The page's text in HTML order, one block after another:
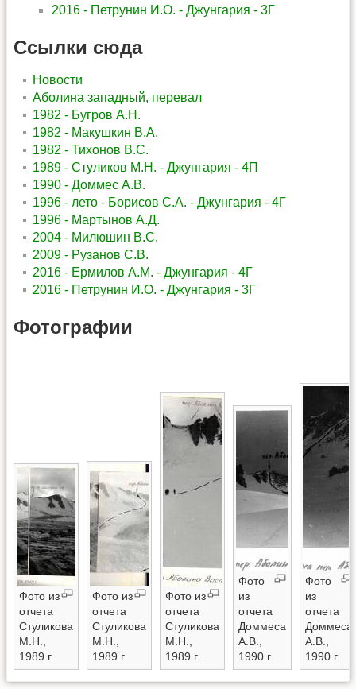
2016 - Петрунин И.О. - Джунгария - 3Г
Ссылки сюда
Новости
Аболина западный, перевал
1982 - Бугров А.Н.
1982 - Макушкин В.А.
1982 - Тихонов В.С.
1989 - Стуликов М.Н. - Джунгария - 4П
1990 - Доммес А.В.
1996 - лето - Борисов С.А. - Джунгария - 4Г
1996 - Мартынов А.Д.
2004 - Милюшин В.С.
2009 - Рузанов С.В.
2016 - Ермилов А.М. - Джунгария - 4Г
2016 - Петрунин И.О. - Джунгария - 3Г
Фотографии
Фото из
отчета
Стуликова
М.Н.,
1989 г.
Фото из
отчета
Стуликова
М.Н.,
1989 г.
Фото из
отчета
Стуликова
М.Н.,
1989 г.
Фото
из
отчета
Доммеса
А.В.,
1990 г.
Фото
из
отчета
Доммеса
А.В.,
1990 г.